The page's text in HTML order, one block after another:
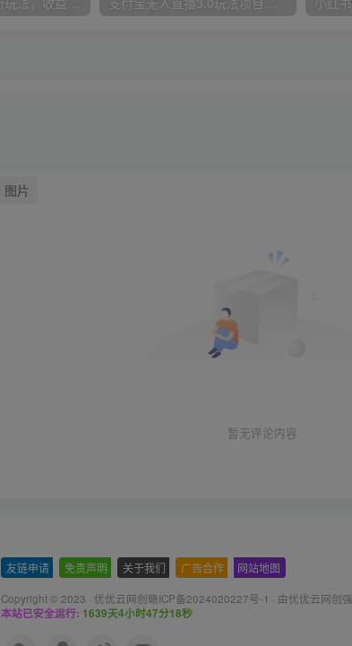
图片
暂无评论内容
友链申请 免责声明 关于我们 广告合作 网站地图
Copyright © 2023 · 优优云网创赣ICP备2024020227号-1 · 由优优云网创
本站已安全运行: 1639天4小时47分20秒